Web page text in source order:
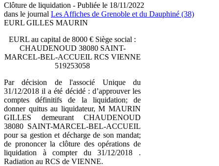
Clôture de liquidation - Publiée le 18/11/2022
dans le journal Les Affiches de Grenoble et du Dauphiné (38)
EURL GILLES MAURIN
EURL au capital de 8000 € Siège social :
CHAUDENOUD 38080 SAINT-
MARCEL-BEL-ACCUEIL RCS VIENNE
519253058
Par décision de l'associé Unique du
31/12/2018 il a été décidé : d’approuver les
comptes définitifs de la liquidation; de
donner quitus au liquidateur, M MAURIN
GILLES demeurant CHAUDENOUD
38080 SAINT-MARCEL-BEL-ACCUEIL
pour sa gestion et décharge de son mandat;
de prononcer la clôture des opérations de
liquidation à compter du 31/12/2018 .
Radiation au RCS de VIENNE.